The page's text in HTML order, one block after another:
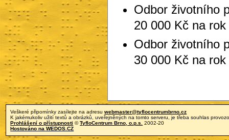
Odbor životního
20 000 Kč na rok
Odbor životního
30 000 Kč na rok
Veškeré připomínky zasílejte na adresuwebmaster@tyflocentrumbrno.cz
K jakémukoliv užití textů a obrázků, uveřejněných na tomto serveru, je třeba souhlas
Prohlášení o přístupnosti ©TyfloCentrum Brno, o.p.s.
2002-20
Hostováno na WEDOS.CZ